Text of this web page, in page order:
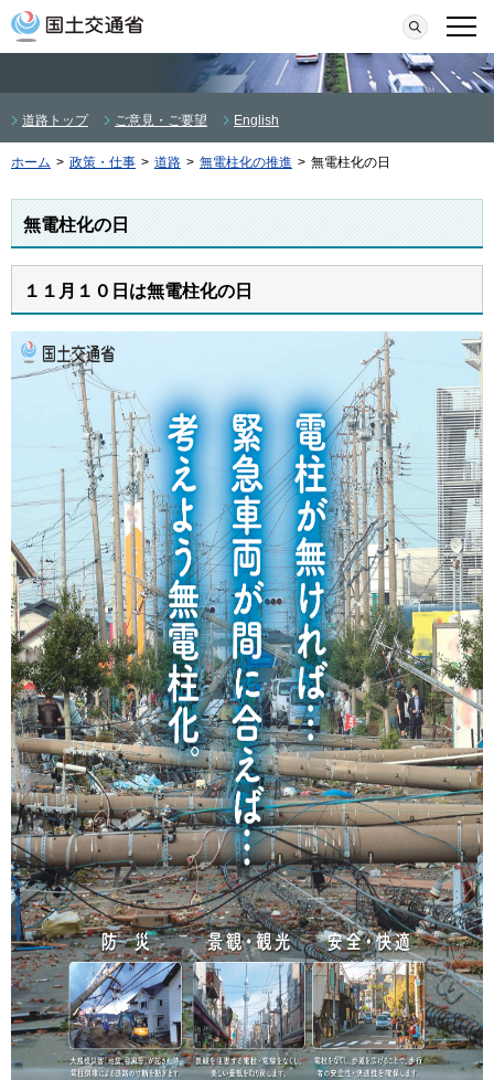
本文へ移動
検索
メニ
道路トップ ご意見・ご要望 English
ホーム > 政策・仕事 > 道路 > 無電柱化の推進 > 無電柱化の日
無電柱化の日
１１月１０日は無電柱化の日